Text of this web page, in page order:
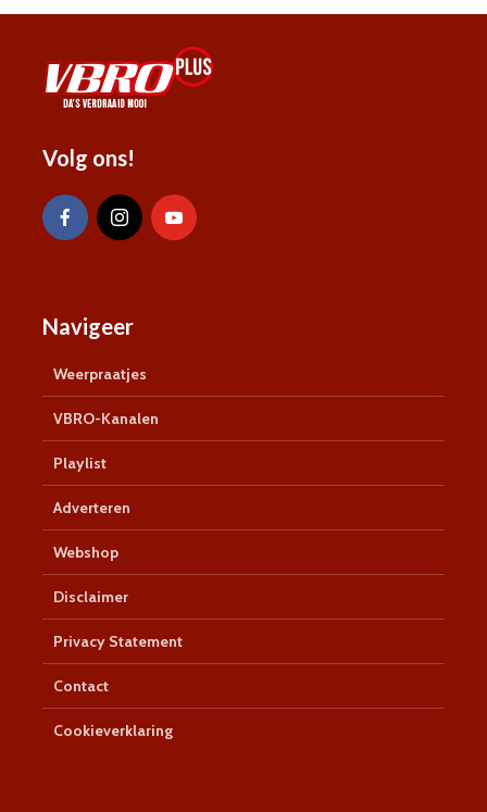
Volg ons!
Navigeer
Weerpraatjes
VBRO-Kanalen
Playlist
Adverteren
Webshop
Disclaimer
Privacy Statement
Contact
Cookieverklaring